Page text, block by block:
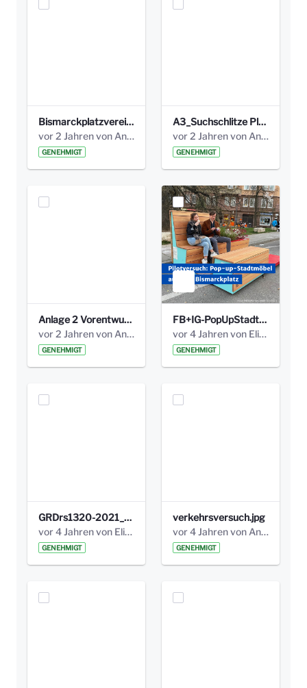
Bismarckplatzverein.jpg
vor 2 Jahren von Anni Schlumberger
GENEHMIGT
A3_Suchschlitze Plakate.pdf
vor 2 Jahren von Anni Schlumberger
GENEHMIGT
Anlage 2 Vorentwurfsplan.pdf
vor 2 Jahren von Anni Schlumberger
GENEHMIGT
FB+IG-PopUpStadtmöbel_1080x1080.png
vor 4 Jahren von Elisa Söll
GENEHMIGT
GRDrs1320-2021_Anlage_Abschlussbericht des Verkehrsversuchs am Bismarckplatz_klein.pdf
vor 4 Jahren von Elisa Söll
GENEHMIGT
verkehrsversuch.jpg
vor 4 Jahren von Anni Schlumberger
GENEHMIGT